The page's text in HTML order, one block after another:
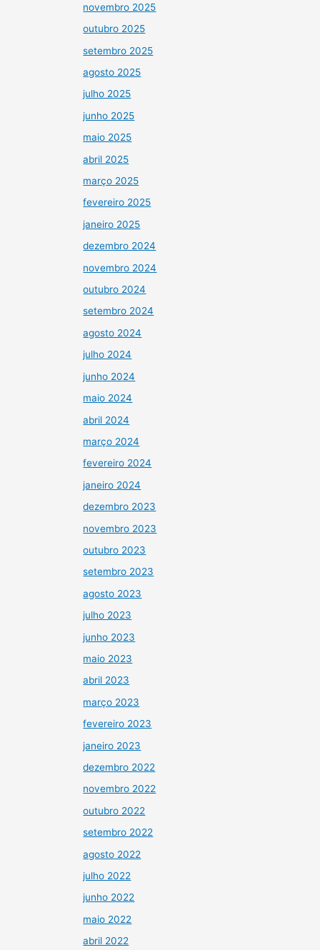
novembro 2025
outubro 2025
setembro 2025
agosto 2025
julho 2025
junho 2025
maio 2025
abril 2025
março 2025
fevereiro 2025
janeiro 2025
dezembro 2024
novembro 2024
outubro 2024
setembro 2024
agosto 2024
julho 2024
junho 2024
maio 2024
abril 2024
março 2024
fevereiro 2024
janeiro 2024
dezembro 2023
novembro 2023
outubro 2023
setembro 2023
agosto 2023
julho 2023
junho 2023
maio 2023
abril 2023
março 2023
fevereiro 2023
janeiro 2023
dezembro 2022
novembro 2022
outubro 2022
setembro 2022
agosto 2022
julho 2022
junho 2022
maio 2022
abril 2022